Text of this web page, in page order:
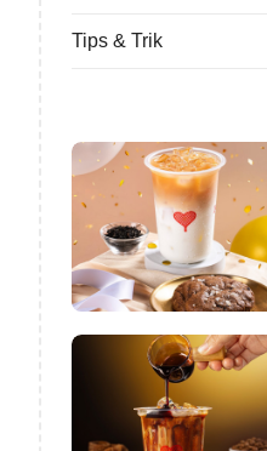
Tips & Trik